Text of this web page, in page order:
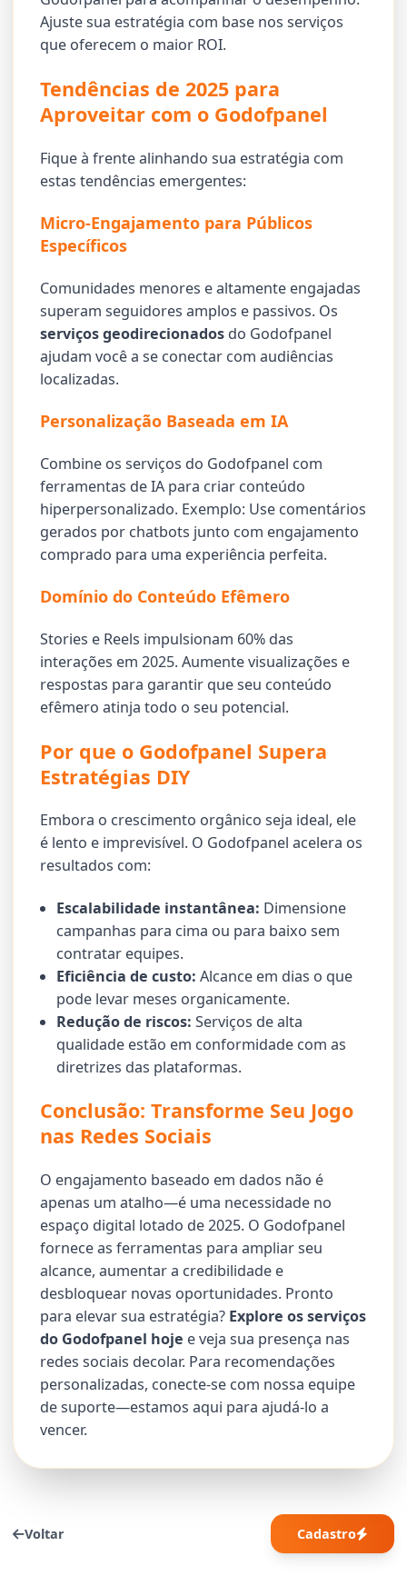
Ajuste sua estratégia com base nos serviços
que oferecem o maior ROI.
Tendências de 2025 para
Aproveitar com o Godofpanel
Fique à frente alinhando sua estratégia com
estas tendências emergentes:
Micro-Engajamento para Públicos
Específicos
Comunidades menores e altamente engajadas
superam seguidores amplos e passivos. Os
serviços geodirecionados do Godofpanel
ajudam você a se conectar com audiências
localizadas.
Personalização Baseada em IA
Combine os serviços do Godofpanel com
ferramentas de IA para criar conteúdo
hiperpersonalizado. Exemplo: Use comentários
gerados por chatbots junto com engajamento
comprado para uma experiência perfeita.
Domínio do Conteúdo Efêmero
Stories e Reels impulsionam 60% das
interações em 2025. Aumente visualizações e
respostas para garantir que seu conteúdo
efêmero atinja todo o seu potencial.
Por que o Godofpanel Supera
Estratégias DIY
Embora o crescimento orgânico seja ideal, ele
é lento e imprevisível. O Godofpanel acelera os
resultados com:
Escalabilidade instantânea: Dimensione
campanhas para cima ou para baixo sem
contratar equipes.
Eficiência de custo: Alcance em dias o que
pode levar meses organicamente.
Redução de riscos: Serviços de alta
qualidade estão em conformidade com as
diretrizes das plataformas.
Conclusão: Transforme Seu Jogo
nas Redes Sociais
O engajamento baseado em dados não é
apenas um atalho—é uma necessidade no
espaço digital lotado de 2025. O Godofpanel
fornece as ferramentas para ampliar seu
alcance, aumentar a credibilidade e
desbloquear novas oportunidades. Pronto
para elevar sua estratégia? Explore os serviços
do Godofpanel hoje e veja sua presença nas
redes sociais decolar. Para recomendações
personalizadas, conecte-se com nossa equipe
de suporte—estamos aqui para ajudá-lo a
vencer.
Voltar Cadastro